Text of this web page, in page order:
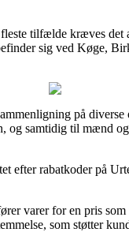
tilfælde kræves
sig ved Køge,
på
og samtidig til mænd
efter rabatkoder på
varer for en pris
som støtter